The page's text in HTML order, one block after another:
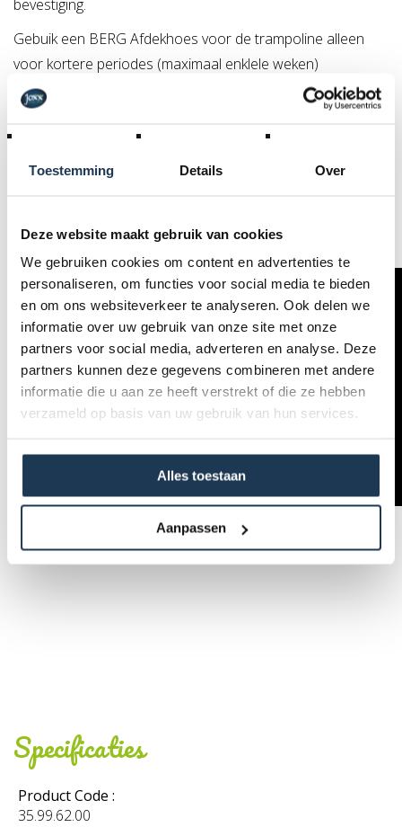
Toestemming Details Over
Deze website maakt gebruik van cookies
We gebruiken cookies om content en advertenties te
personaliseren, om functies voor social media te bieden
en om ons websiteverkeer te analyseren. Ook delen we
informatie over uw gebruik van onze site met onze
partners voor social media, adverteren en analyse. Deze
partners kunnen deze gegevens combineren met andere
informatie die u aan ze heeft verstrekt of die ze hebben
verzameld op basis van uw gebruik van hun services.
Alles toestaan
Aanpassen
bevestiging.
Gebuik een BERG Afdekhoes voor de trampoline alleen
voor kortere periodes (maximaal enklele weken)
Kleine tip
: Wanneer de trampoline voor een langere tijd
een droge plek op te brengen.
Specificaties
Product Code :
35.99.62.00